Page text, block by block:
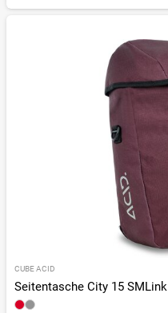
CUBE ACID
Seitentasche City 15 SMLink